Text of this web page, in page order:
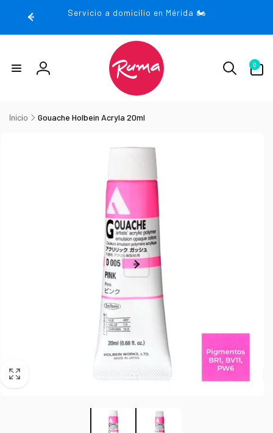
Servicio a domicilio en Mérida 🏍️
Iniciar
0
artículos
Inicio Gouache Holbein Acryla 20ml